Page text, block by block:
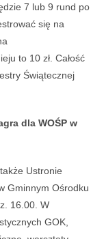
7 lub 9 rund po
się na
to 10 zł. Całość
Świątecznej
dla WOŚP w
Ustronie
Gminnym Ośrodku
16.00. W
GOK,